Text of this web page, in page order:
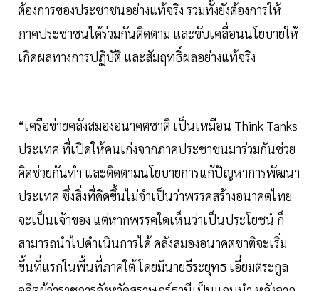
ต้องการของประชาชนอย่างแท้จริง รวมทั้งยังต้องการให้
ภาคประชาชนได้ร่วมกันติดตาม และขับเคลื่อนนโยบายให้
เกิดผลทางการปฏิบัติ และสัมฤทธิ์ผลอย่างแท้จริง
“เครือข่ายคลังสมองอนาคตชาติ เป็นเหมือน Think Tanks
ประเทศ ที่เปิดให้คนเก่งจากภาคประชาชนมาร่วมกันช่วย
คิดช่วยกันทำ และติดตามนโยบายการแก้ปัญหาการพัฒนา
ประเทศ ซึ่งสิ่งที่คิดขึ้นไม่จำเป็นว่าพรรคสร้างอนาคตไทย
จะเป็นเจ้าของ แต่หากพรรคใดเห็นว่าเป็นประโยชน์ ก็
สามารถนำไปดำเนินการได้ คลังสมองอนาคตชาติจะเริ่ม
ขึ้นที่แรกในพื้นที่ภาคใต้ โดยมีนายธีระยุทธ เอี่ยมตระกูล